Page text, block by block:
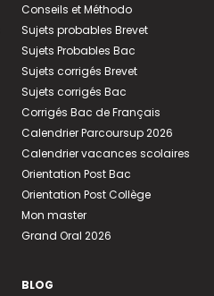
Conseils et Méthodo
Sujets probables Brevet
Sujets Probables Bac
Sujets corrigés Brevet
Sujets corrigés Bac
Corrigés Bac de Français
Calendrier Parcoursup 2026
Calendrier vacances scolaires
Orientation Post Bac
Orientation Post Collège
Mon master
Grand Oral 2026
BLOG